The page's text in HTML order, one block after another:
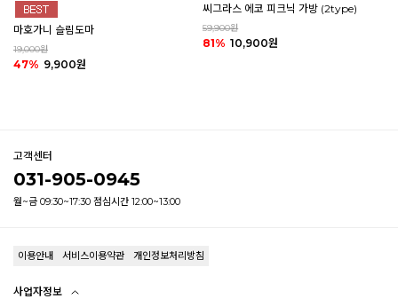
마호가니 슬림도마
19,000원
47% 9,900원
씨그라스 에코 피크닉 가방 (2type)
59,900원
81% 10,900원
고객센터
031-905-0945
월~금 09:30~17:30 점심시간 12:00~13:00
이용안내 서비스이용약관 개인정보처리방침
사업자정보